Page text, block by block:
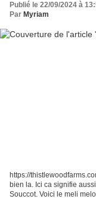
Publié le 22/09/2024 à
Par Myriam
https://
bien la. Ici ca signifie
Souccot. Voici le meli